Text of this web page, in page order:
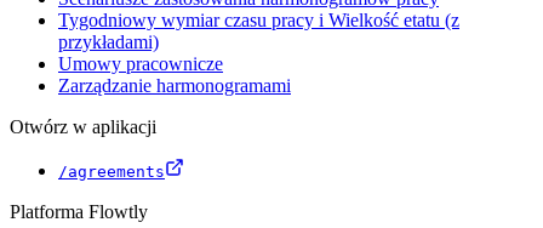
Tygodniowy wymiar czasu pracy i Wielkość etatu (z
przykładami)
Umowy pracownicze
Zarządzanie harmonogramami
Otwórz w aplikacji
/agreements
Platforma Flowtly